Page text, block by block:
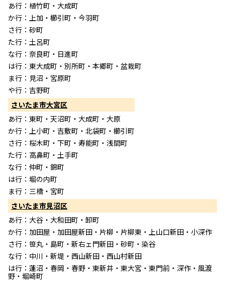
あ行：植竹町・大成町
か行：上加・櫛引町・今羽町
さ行：砂町
た行：土呂町
な行：奈良町・日進町
は行：東大成町・別所町・本郷町・盆栽町
ま行：見沼・宮原町
や行：吉野町
さいたま市大宮区
あ行：東町・天沼町・大成町・大原
か行：上小町・吉敷町・北袋町・櫛引町
さ行：桜木町・下町・寿能町・浅間町
た行：高鼻町・土手町
な行：仲町・錦町
は行：堀の内町
ま行：三橋・宮町
さいたま市見沼区
あ行：大谷・大和田町・卸町
か行：加田屋・加田屋新田・片柳・片柳東・上山口新田・小深作
さ行：笹丸・島町・新右ェ門新田・砂町・染谷
な行：中川・新堤・西山新田・西山村新田
は行：蓮沼・春岡・春野・東新井・東大宮・東門前・深作・風渡
野・堀崎町